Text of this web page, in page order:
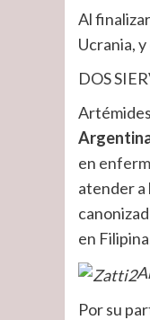
Al
Ucrania,
DOS
en
atender a
en
Por su